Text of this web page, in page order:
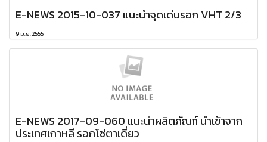
E-NEWS 2015-10-037 แนะนำจุดเด่นรอก VHT 2/3
9 มิ.ย. 2555
E-NEWS 2017-09-060 แนะนำผลิตภัณฑ์ นำเข้าจาก
ประเทศเกาหลี รอกโซ่ตาเดี่ยว